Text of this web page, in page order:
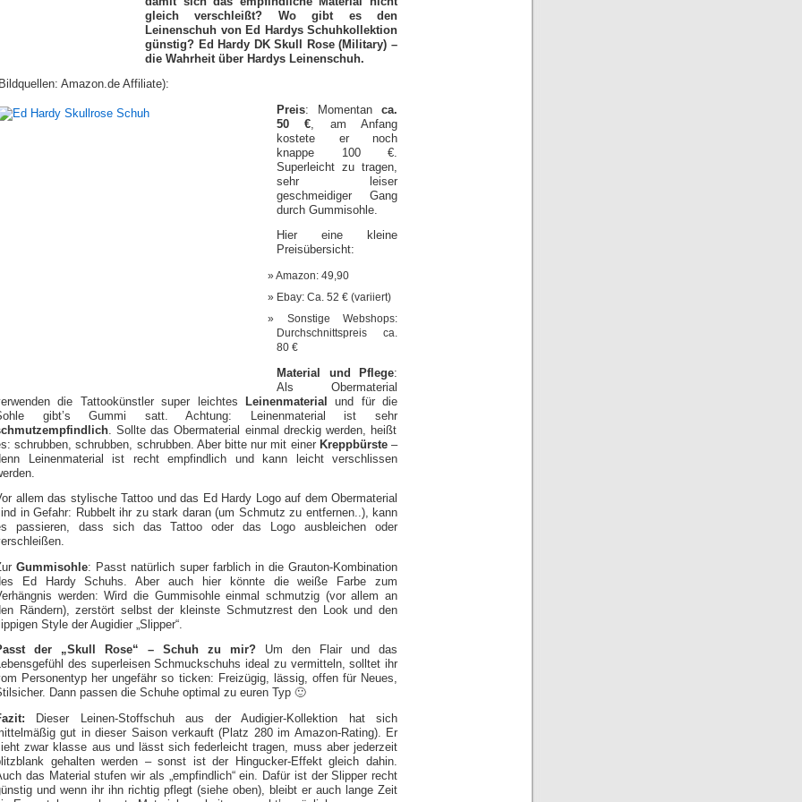
gleich verschleißt? Wo gibt es den
Leinenschuh von Ed Hardys Schuhkollektion
günstig? Ed Hardy DK Skull Rose (Military) –
die Wahrheit über Hardys Leinenschuh.
Amazon.de Affiliate):
Preis: Momentan ca.
50 € , am Anfang
kostete er noch
knappe 100 €.
Superleicht zu tragen,
sehr leiser
geschmeidiger Gang
durch Gummisohle.
Hier eine kleine
Preisübersicht:
Amazon: 49,90
Ebay: Ca. 52 € (variiert)
Sonstige Webshops:
Durchschnittspreis ca.
80 €
Material und Pflege:
Als Obermaterial
die Tattookünstler super leichtes
Leinenmaterial
und für die
gibt’s Gummi satt. Achtung: Leinenmaterial ist sehr
. Sollte das Obermaterial einmal dreckig werden, heißt
schrubben, schrubben, schrubben. Aber bitte nur mit einer Kreppbürste–
Leinenmaterial ist recht empfindlich und kann leicht verschlissen
allem das stylische Tattoo und das Ed Hardy Logo auf dem Obermaterial
in Gefahr: Rubbelt ihr zu stark daran (um Schmutz zu entfernen..), kann
passieren, dass sich das Tattoo oder das Logo ausbleichen oder
Gummisohle: Passt natürlich super farblich in die Grauton-Kombination
Ed Hardy Schuhs. Aber auch hier könnte die weiße Farbe zum
werden: Wird die Gummisohle einmal schmutzig (vor allem an
Rändern), zerstört selbst der kleinste Schmutzrest den Look und den
Style der Augidier „Slipper“.
der „Skull Rose“ – Schuh zu mir? Um den Flair und das
des superleisen Schmuckschuhs ideal zu vermitteln, solltet ihr
Personentyp her ungefähr so ticken: Freizügig, lässig, offen für Neues,
Dann passen die Schuhe optimal zu euren Typ 🙂
Dieser Leinen-Stoffschuh aus der Audigier-Kollektion hat sich
gut in dieser Saison verkauft (Platz 280 im Amazon-Rating). Er
zwar klasse aus und lässt sich federleicht tragen, muss aber jederzeit
gehalten werden – sonst ist der Hingucker-Effekt gleich dahin.
das Material stufen wir als „empfindlich“ ein. Dafür ist der Slipper recht
und wenn ihr ihn richtig pflegt (siehe oben), bleibt er auch lange Zeit